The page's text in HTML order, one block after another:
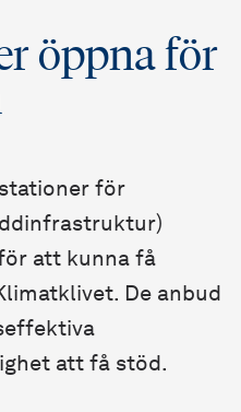
öppna för
för
att kunna få
De anbud
att få stöd.